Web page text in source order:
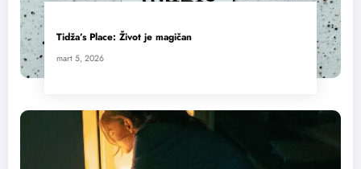
Tidža’s Place: Život je magičan
mart 5, 2026